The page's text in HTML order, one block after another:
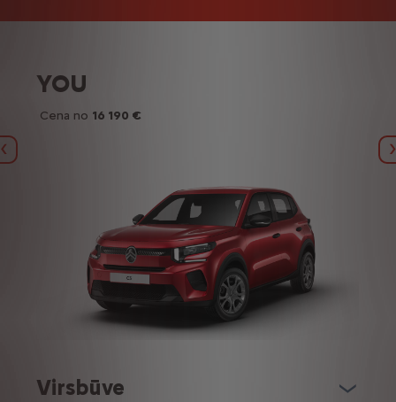
Iepriekšējais
YOU
Cena no 16 190 €
Virsbūve